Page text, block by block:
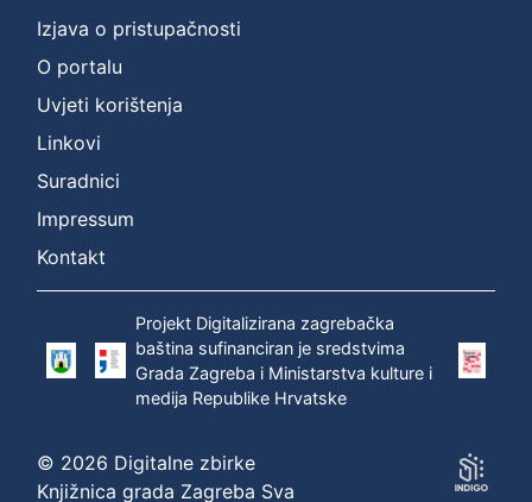
Izjava o pristupačnosti
O portalu
Uvjeti korištenja
Linkovi
Suradnici
Impressum
Kontakt
Projekt Digitalizirana zagrebačka
baština sufinanciran je sredstvima
Grada Zagreba i Ministarstva kulture i
medija Republike Hrvatske
© 2026 Digitalne zbirke
Knjižnica grada Zagreba Sva